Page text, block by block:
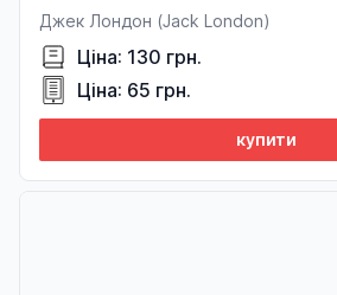
Джек Лондон (Jack London)
Ціна: 130 грн.
Ціна: 65 грн.
купити